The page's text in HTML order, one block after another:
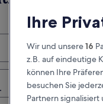
Ihre
Wir und unsere16
z.B. auf eindeutige
können Ihre
besuchen Sie
Partnern